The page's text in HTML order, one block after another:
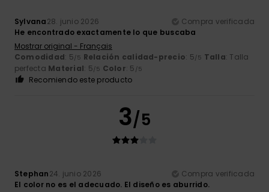
Sylvana28. junio 2026
Compra verificada
He encontrado exactamente lo que buscaba
Mostrar original - Français
Comodidad: 5 /5 Relación calidad-precio: 5 /5 Talla: Talla
perfecta Material: 5 /5 Color: 5 /5
Recomiendo este producto
3/5
Stephan24. junio 2026
Compra verificada
El color no es el adecuado. El diseño es aburrido.